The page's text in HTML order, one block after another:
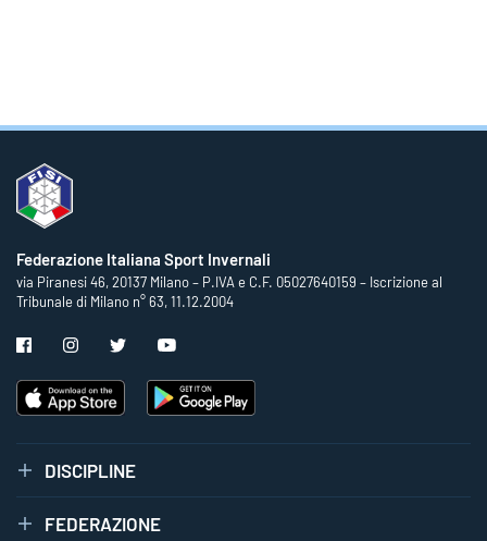
Federazione Italiana Sport Invernali
via Piranesi 46, 20137 Milano – P.IVA e C.F. 05027640159 – Iscrizione al
Tribunale di Milano n° 63, 11.12.2004
DISCIPLINE
FEDERAZIONE